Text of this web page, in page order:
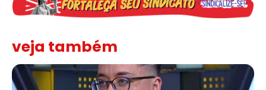
veja também
Solidariedade ao jornalista Caê Vasconcelos e repúdio aos